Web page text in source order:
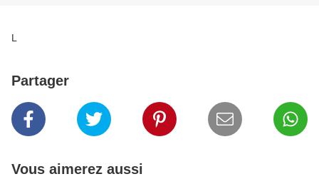
L
Partager
Vous aimerez aussi